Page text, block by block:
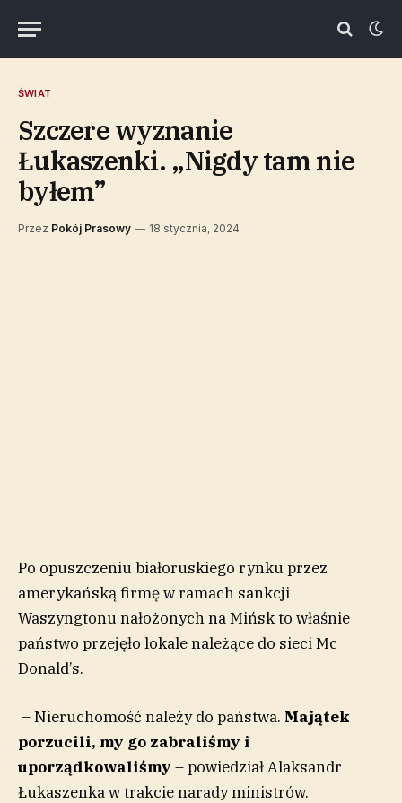
ŚWIAT
Szczere wyznanie
Łukaszenki. „Nigdy tam nie
byłem”
Przez Pokój Prasowy 18 stycznia, 2024
Po opuszczeniu białoruskiego rynku przez
amerykańską firmę w ramach sankcji
Waszyngtonu nałożonych na Mińsk to właśnie
państwo przejęło lokale należące do sieci Mc
Donald’s.
– Nieruchomość należy do państwa. Majątek
porzucili, my go zabraliśmy i
uporządkowaliśmy – powiedział Alaksandr
Łukaszenka w trakcie narady ministrów.